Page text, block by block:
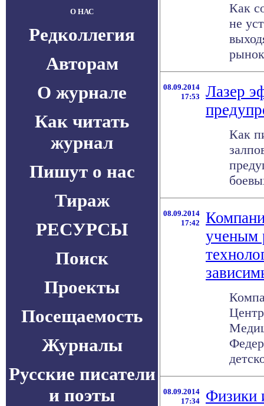
О НАС
Редколлегия
Авторам
О журнале
Как читать
журнал
Пишут о нас
Тираж
РЕСУРСЫ
Поиск
Проекты
Посещаемость
Журналы
Русские писатели
и поэты
Как
не
08.09.2014
17:53
Лазер
Как
08.09.2014
17:42
ученым
08.09.2014
17:34
Физики